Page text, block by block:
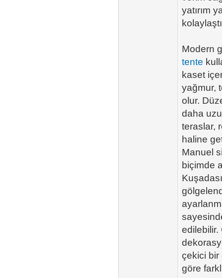
yatırım
Modern
tente
kaset
yağmur,
olur.
daha
teraslar,
haline
Manuel
biçimde
çekici bir
göre